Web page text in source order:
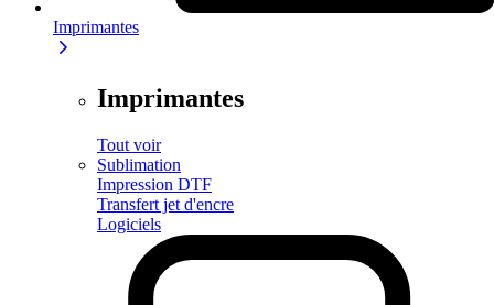
Imprimantes
Imprimantes
Tout voir
Sublimation
Impression DTF
Transfert jet d'encre
Logiciels